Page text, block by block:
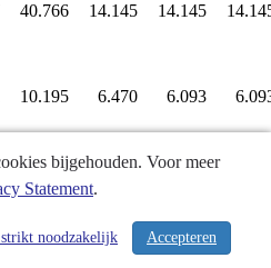
40.766 14.145 14.145
10.195 6.470 6.093
/ 343
bijgehouden. Voor meer
Statement.
Accepteren
noodzakelijk